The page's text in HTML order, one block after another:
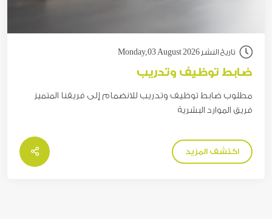
تاريخ النشر Monday,03 August 2026
ضابط توظيف وتدريب
مطلوب ضابط توظيف وتدريب للانضمام إلى فريقنا المتميز
فريق الموارد البشرية
اكتشف المزيد